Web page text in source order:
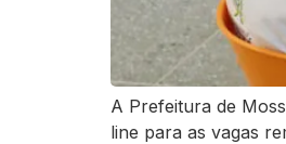
A Prefeitura de
line para as vagas